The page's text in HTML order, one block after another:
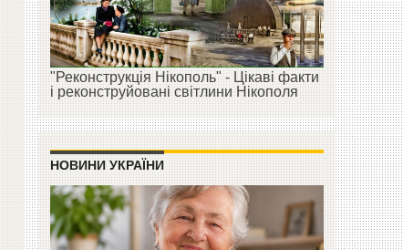
"Реконструкція Нікополь" - Цікаві факти
і реконструйовані світлини Нікополя
НОВИНИ УКРАЇНИ